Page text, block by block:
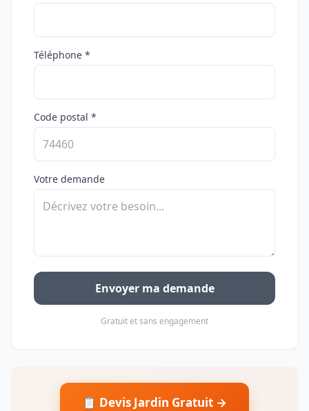
Téléphone *
Code postal *
Votre demande
Envoyer ma demande
Gratuit et sans engagement
📋 Devis Jardin Gratuit →